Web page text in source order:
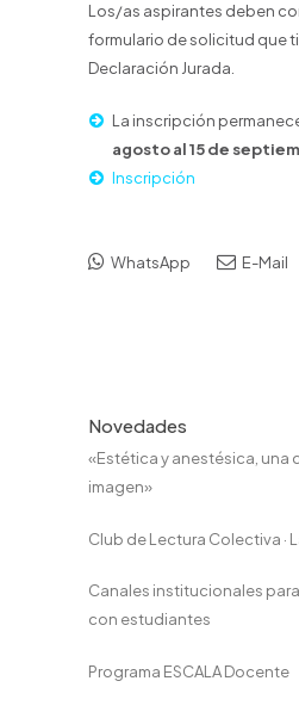
Los/as aspirantes deben
formulario de solicitud que
Declaración Jurada.
La inscripción
agosto al 15 de
Inscripción
WhatsApp E-Mail
Novedades
«Estética y anestésica, una
imagen»
Club de Lectura Colectiva ·
Canales institucionales
con estudiantes
Programa ESCALA Docente